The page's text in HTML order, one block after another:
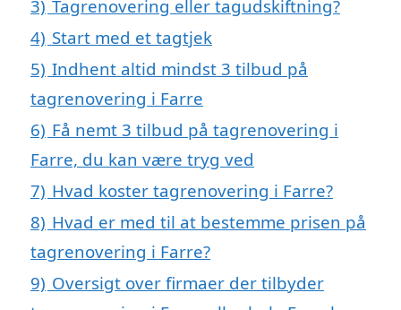
3) Tagrenovering eller tagudskiftning?
4) Start med et tagtjek
5) Indhent altid mindst 3 tilbud på
tagrenovering i Farre
6) Få nemt 3 tilbud på tagrenovering i
Farre, du kan være tryg ved
7) Hvad koster tagrenovering i Farre?
8) Hvad er med til at bestemme prisen på
tagrenovering i Farre?
9) Oversigt over firmaer der tilbyder